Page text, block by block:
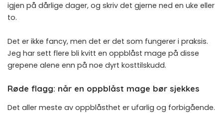
igjen på dårlige dager, og skriv det gjerne ned en uke eller
to.
Det er ikke fancy, men det er det som fungerer i praksis.
Jeg har sett flere bli kvitt en oppblåst mage på disse
grepene alene enn på noe dyrt kosttilskudd.
Røde flagg: når en oppblåst mage bør sjekkes
Det aller meste av oppblåsthet er ufarlig og forbigående.